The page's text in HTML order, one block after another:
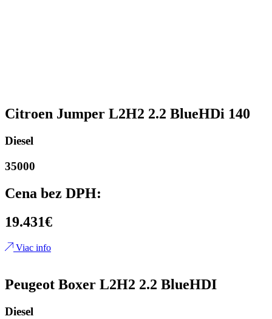
Citroen Jumper L2H2 2.2 BlueHDi 140
Diesel
35000
Cena bez DPH:
19.431€
Viac info
Peugeot Boxer L2H2 2.2 BlueHDI
Diesel